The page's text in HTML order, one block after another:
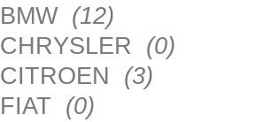
BMW (12)
CHRYSLER (0)
CITROEN (3)
FIAT (0)